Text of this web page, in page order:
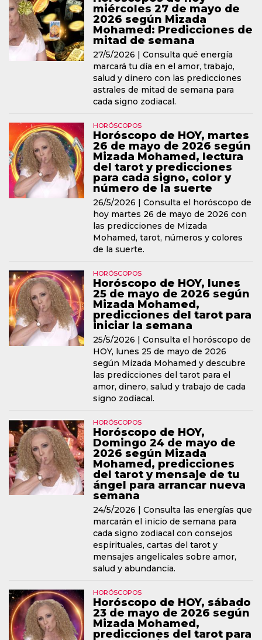
miércoles 27 de mayo de
2026 según Mizada
Mohamed: Predicciones de
mitad de semana
27/5/2026 |Consulta qué energía
marcará tu día en el amor, trabajo,
salud y dinero con las predicciones
astrales de mitad de semana para
cada signo zodiacal.
HORÓSCOPOS
Horóscopo de HOY, martes
26 de mayo de 2026 según
Mizada Mohamed, lectura
del tarot y predicciones
para cada signo, color y
número de la suerte
26/5/2026 |Consulta el horóscopo de
hoy martes 26 de mayo de 2026 con
las predicciones de Mizada
Mohamed, tarot, números y colores
de la suerte.
HORÓSCOPOS
Horóscopo de HOY, lunes
25 de mayo de 2026 según
Mizada Mohamed,
predicciones del tarot para
iniciar la semana
25/5/2026 |Consulta el horóscopo de
HOY, lunes 25 de mayo de 2026
según Mizada Mohamed y descubre
las predicciones del tarot para el
amor, dinero, salud y trabajo de cada
signo zodiacal.
HORÓSCOPOS
Horóscopo de HOY,
Domingo 24 de mayo de
2026 según Mizada
Mohamed, predicciones
del tarot y mensaje de tu
ángel para arrancar nueva
semana
24/5/2026 |Consulta las energías que
marcarán el inicio de semana para
cada signo zodiacal con consejos
espirituales, cartas del tarot y
mensajes angelicales sobre amor,
salud y abundancia.
HORÓSCOPOS
Horóscopo de HOY, sábado
23 de mayo de 2026 según
Mizada Mohamed,
predicciones del tarot para